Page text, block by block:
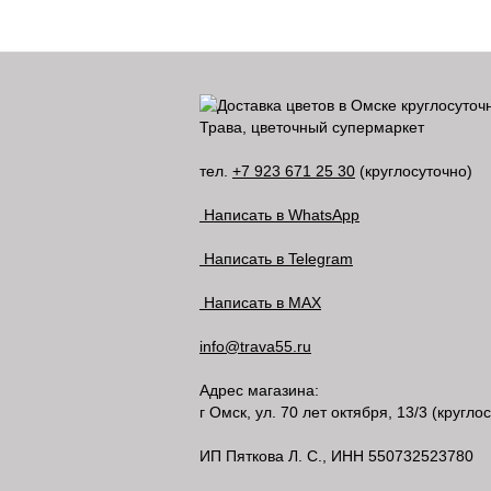
Трава, цветочный супермаркет
тел. +7 923 671 25 30 (круглосуточно)
Написать в WhatsApp
Написать в Telegram
Написать в MAX
info@trava55.ru
Адрес магазина:
г Омск ул. 70 лет октября, 13/3
ИП Пяткова Л. С., ИНН 550732523780